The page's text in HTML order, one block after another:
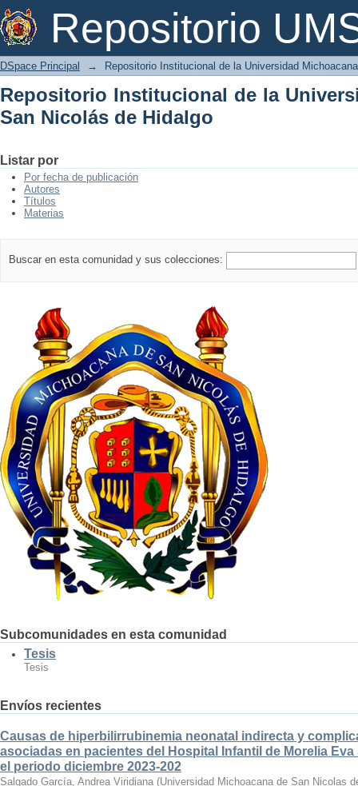
Repositorio
Repositorio Institucional de la
DSpace Principal → Repositorio Institucional de la Universidad
Repositorio Institucional de la
San Nicolás de Hidalgo
Listar por
Por fecha de publicación
Autores
Títulos
Materias
Buscar en esta comunidad y sus colecciones:
Subcomunidades en esta comunidad
Tesis
Tesis
Envíos recientes
Causas de hiperbilirrubinemia neonatal indirecta y
asociadas en pacientes del Hospital Infantil de Morelia
el periodo diciembre 2023-202
Salgado García, Andrea Viridiana (Universidad Michoacana de San Nicolas